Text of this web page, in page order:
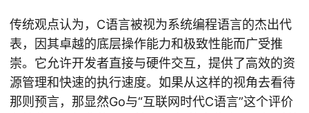
传统观点认为，C语言被视为系统编程语言的杰出代
表，因其卓越的底层操作能力和极致性能而广受推
崇。它允许开发者直接与硬件交互，提供了高效的资
源管理和快速的执行速度。如果从这样的视角去看待
那则预言，那显然Go与“互联网时代C语言”这个评价